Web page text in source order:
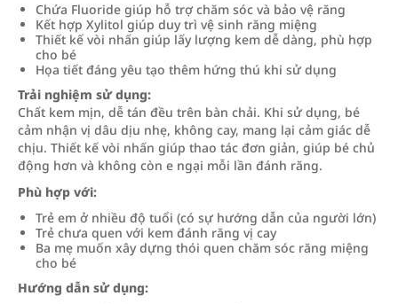
Chứa Fluoride giúp hỗ trợ chăm sóc và bảo vệ răng
Kết hợp Xylitol giúp duy trì vệ sinh răng miệng
Thiết kế vòi nhấn giúp lấy lượng kem dễ dàng, phù hợp
cho bé
Họa tiết đáng yêu tạo thêm hứng thú khi sử dụng
Trải nghiệm sử dụng:
Chất kem mịn, dễ tán đều trên bàn chải. Khi sử dụng, bé
cảm nhận vị dâu dịu nhẹ, không cay, mang lại cảm giác dễ
chịu. Thiết kế vòi nhấn giúp thao tác đơn giản, giúp bé chủ
động hơn và không còn e ngại mỗi lần đánh răng.
Phù hợp với:
Trẻ em ở nhiều độ tuổi (có sự hướng dẫn của người lớn)
Trẻ chưa quen với kem đánh răng vị cay
Ba mẹ muốn xây dựng thói quen chăm sóc răng miệng
cho bé
Hướng dẫn sử dụng: